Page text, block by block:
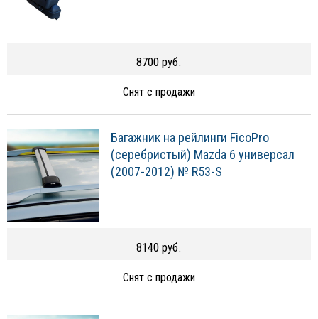
8700 руб.
Снят с продажи
Багажник на рейлинги FicoPro
(серебристый) Mazda 6 универсал
(2007-2012) № R53-S
8140 руб.
Снят с продажи